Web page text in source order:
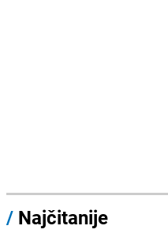
/ Najčitanije